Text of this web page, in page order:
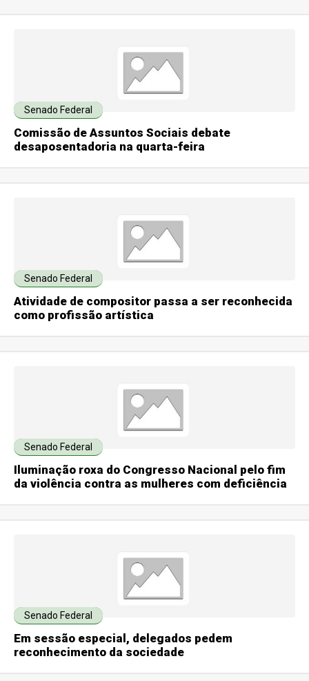
Senado Federal
Comissão de Assuntos Sociais debate
desaposentadoria na quarta-feira
Senado Federal
Atividade de compositor passa a ser reconhecida
como profissão artística
Senado Federal
Iluminação roxa do Congresso Nacional pelo fim
da violência contra as mulheres com deficiência
Senado Federal
Em sessão especial, delegados pedem
reconhecimento da sociedade